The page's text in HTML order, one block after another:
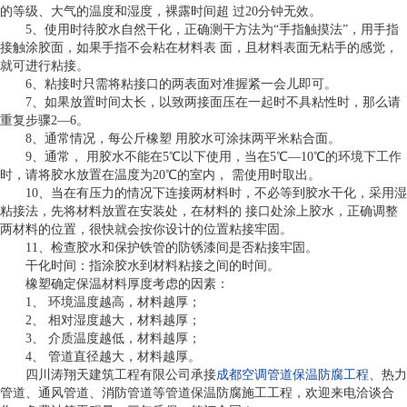
的等级、大气的温度和湿度，裸露时间超 过20分钟无效。
5、使用时待胶水自然干化，正确测干方法为“手指触摸法”，用手指
接触涂胶面，如果手指不会粘在材料表 面，且材料表面无粘手的感觉，
就可进行粘接。
6、粘接时只需将粘接口的两表面对准握紧一会儿即可。
7、如果放置时间太长，以致两接面压在一起时不具粘性时，那么请
重复步骤2—6。
8、通常情况，每公斤橡塑 用胶水可涂抹两平米粘合面。
9、通常， 用胶水不能在5℃以下使用，当在5℃—10℃的环境下工作
时，请将胶水放置在温度为20℃的室内， 需使用时取出。
10、当在有压力的情况下连接两材料时，不必等到胶水干化，采用湿
粘接法，先将材料放置在安装处，在材料的 接口处涂上胶水，正确调整
两材料的位置，很快就会按你设计的位置粘接牢固。
11、检查胶水和保护铁管的防锈漆间是否粘接牢固。
干化时间：指涂胶水到材料粘接之间的时间。
橡塑确定保温材料厚度考虑的因素：
1、 环境温度越高，材料越厚；
2、 相对湿度越大，材料越厚；
3、 介质温度越低，材料越厚；
4、 管道直径越大，材料越厚。
四川涛翔天建筑工程有限公司承接成都空调管道保温防腐工程、热力
管道、通风管道、消防管道等管道保温防腐施工工程，欢迎来电洽谈合